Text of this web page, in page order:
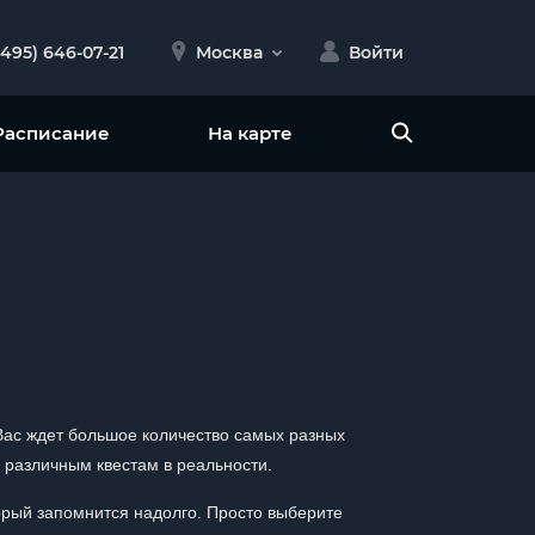
646-07-21 Москва Войти
На карте
ждет большое количество самых разных
квестам в реальности.
запомнится надолго. Просто выберите